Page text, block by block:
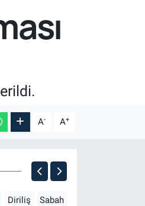
A- A+
Diriliş
Sabah